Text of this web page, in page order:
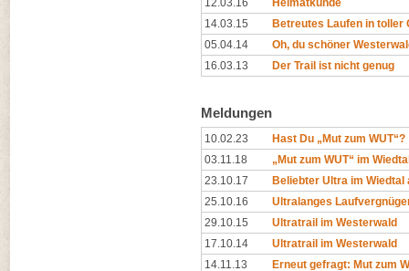
12.03.16
Heimatkunde
14.03.15
Betreutes Laufen in toller
05.04.14
Oh, du schöner
16.03.13
Der Trail ist nicht genug
Meldungen
10.02.23
Hast Du „Mut zum WUT“?
03.11.18
„Mut zum WUT“ im
23.10.17
Beliebter Ultra im
25.10.16
Ultralanges
29.10.15
Ultratrail im Westerwald
17.10.14
Ultratrail im Westerwald
14.11.13
Erneut gefragt: Mut zum